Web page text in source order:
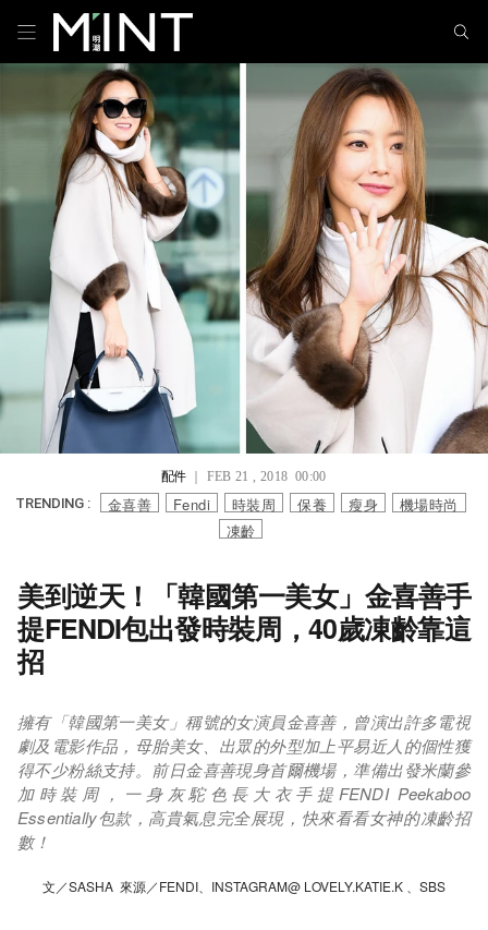
配件｜ FEB 21 , 2018 00:00
TRENDING : 金喜善 Fendi 時裝周 保養 瘦身
機場時尚
凍齡
美到逆天！「韓國第一美女」金喜善手
提FENDI包出發時裝周，40歲凍齡靠這
招
擁有「韓國第一美女」稱號的女演員金喜善，曾演出許多電視
劇及電影作品，母胎美女、出眾的外型加上平易近人的個性獲
得不少粉絲支持。前日金喜善現身首爾機場，準備出發米蘭參
加時裝周，一身灰駝色長大衣手提FENDI Peekaboo
Essentially包款，高貴氣息完全展現，快來看看女神的凍齡招
數！
文／SASHA 來源／FENDI、INSTAGRAM@ LOVELY.KATIE.K 、SBS